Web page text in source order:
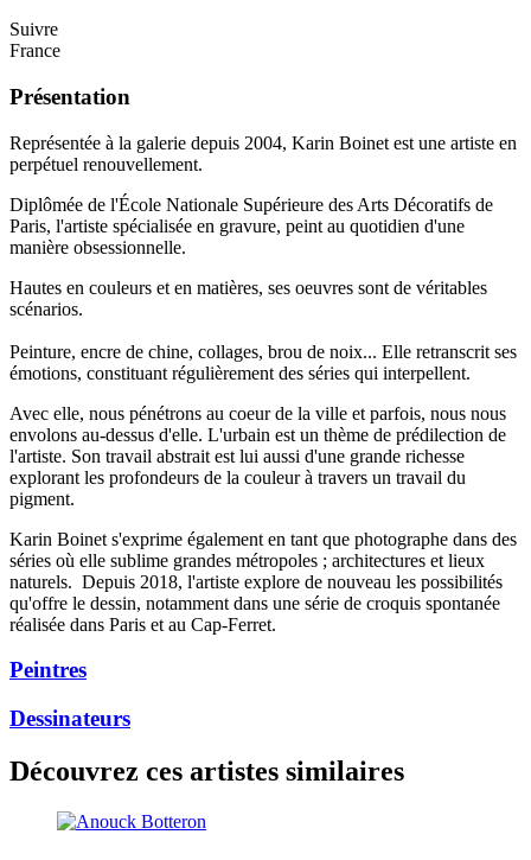
Suivre
France
Présentation
Représentée à la galerie depuis 2004, Karin Boinet est une artiste en
perpétuel renouvellement.
Diplômée de l'École Nationale Supérieure des Arts Décoratifs de
Paris, l'artiste spécialisée en gravure, peint au quotidien d'une
manière obsessionnelle.
Hautes en couleurs et en matières, ses oeuvres sont de véritables
scénarios.
Peinture, encre de chine, collages, brou de noix... Elle retranscrit ses
émotions, constituant régulièrement des séries qui interpellent.
Avec elle, nous pénétrons au coeur de la ville et parfois, nous nous
envolons au-dessus d'elle. L'urbain est un thème de prédilection de
l'artiste. Son travail abstrait est lui aussi d'une grande richesse
explorant les profondeurs de la couleur à travers un travail du
pigment.
Karin Boinet s'exprime également en tant que photographe dans des
séries où elle sublime grandes métropoles ; architectures et lieux
naturels. Depuis 2018, l'artiste explore de nouveau les possibilités
qu'offre le dessin, notamment dans une série de croquis spontanée
réalisée dans Paris et au Cap-Ferret.
Peintres
Dessinateurs
Découvrez ces artistes similaires